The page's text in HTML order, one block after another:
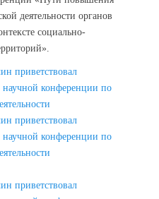
деятельности органов
социально-